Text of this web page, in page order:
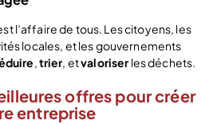
l’affaire de tous. Les citoyens, les
locales, et les gouvernements
,trier, etvaloriser les déchets.
offres pour créer
entreprise